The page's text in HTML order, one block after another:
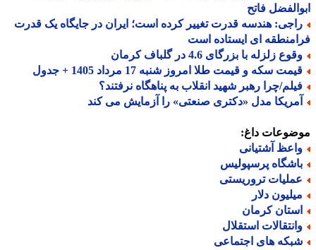
فاتح
هندسه قدرت تغییر کرده است؛ ایران در جایگاه یک قدرت
ای ایستاده است
زلزله با بزرگای 4.6 در گلباف کرمان
سکه و قیمت طلا امروز شنبه 17 مرداد 1405 + جدول
چرا رهبر شهید انقلاب به پناهگاه نرفتند؟
مدل «دکتری صنعتی» را آزمایش می کند
داغ:
آشتیانی
پرسپولیس
تروریستی
دلار
کرمان
استقلال
های اجتماعی